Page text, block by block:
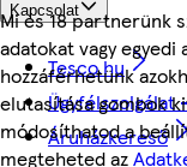
Mi és 18 partnerünk
adatokat vagy
hozzáférhetünk
elutasítása gombok
módosíthatod a
megteheted az
Kapcsolat
Tesco.hu
Ügyfélszolgálat
Áruházkereső